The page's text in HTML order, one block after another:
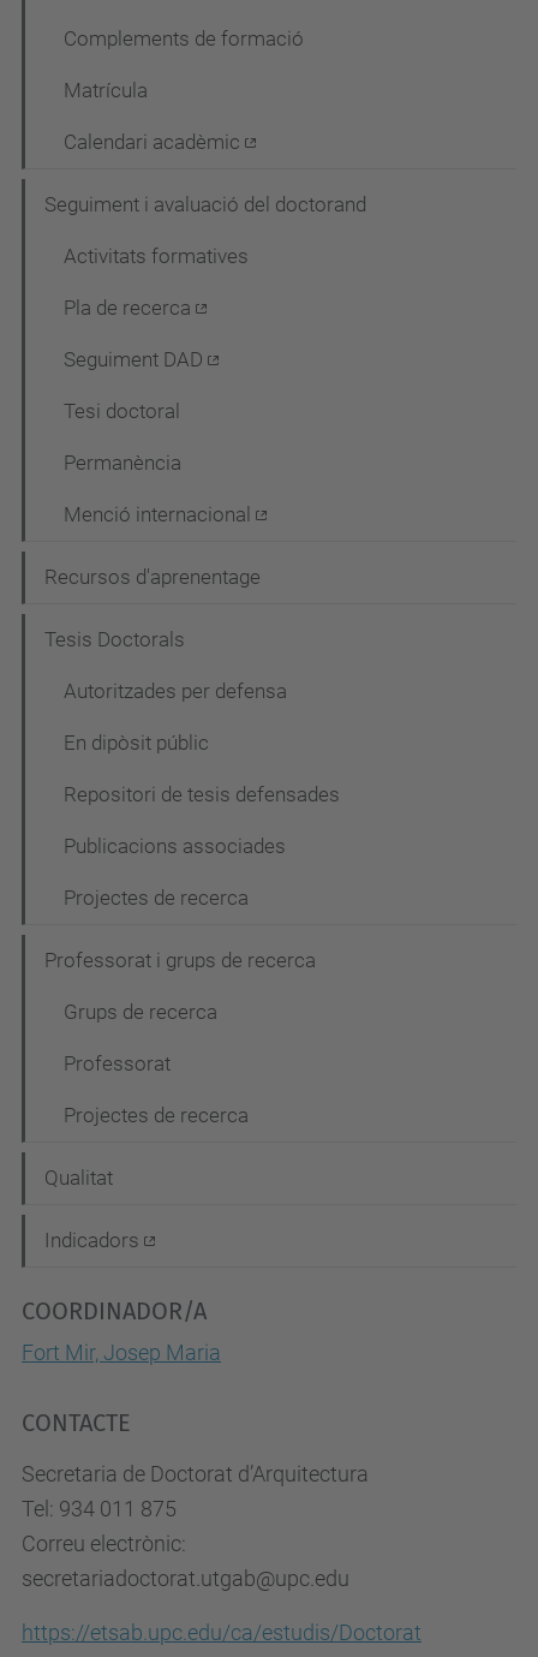
Complements de formació
Matrícula
Calendari acadèmic
Seguiment i avaluació del doctorand
Activitats formatives
Pla de recerca
Seguiment DAD
Tesi doctoral
Permanència
Menció internacional
Recursos d'aprenentage
Tesis Doctorals
Autoritzades per defensa
En dipòsit públic
Repositori de tesis defensades
Publicacions associades
Projectes de recerca
Professorat i grups de recerca
Grups de recerca
Professorat
Projectes de recerca
Qualitat
Indicadors
COORDINADOR/A
Fort Mir, Josep Maria
CONTACTE
Secretaria de Doctorat d’Arquitectura
Tel: 934 011 875
Correu electrònic:
secretariadoctorat.utgab@upc.edu
https://etsab.upc.edu/ca/estudis/Doctorat